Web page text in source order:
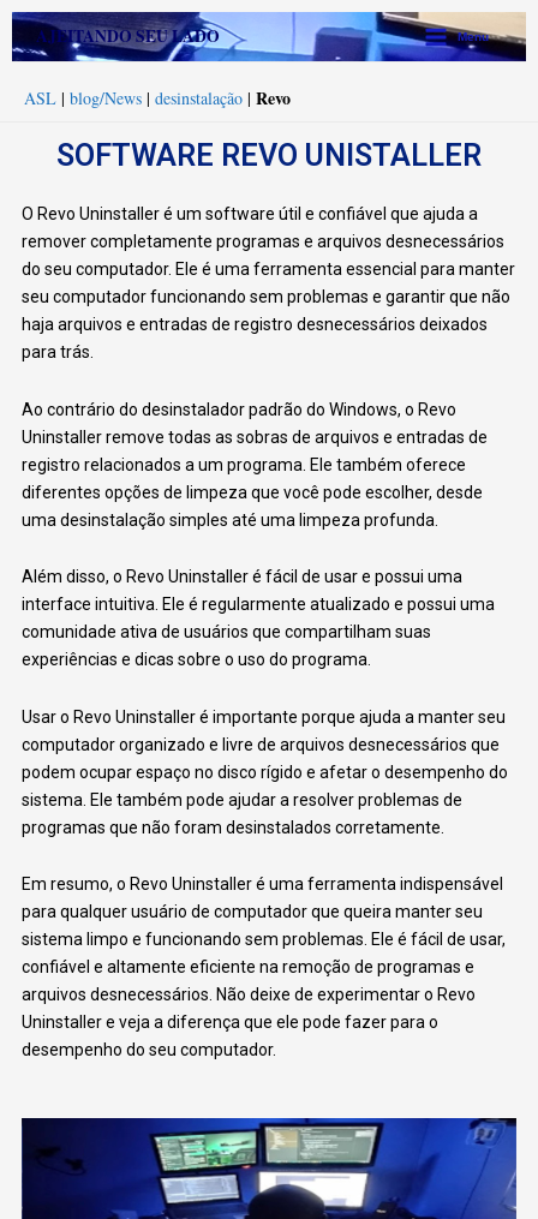
para
conteúdo
AJEITANDO SEU LADO
Main
Menu
ASL | blog/News | desinstalação | Revo
SOFTWARE REVO UNISTALLER
O Revo Uninstaller é um software útil e confiável que ajuda a
remover completamente programas e arquivos desnecessários
do seu computador. Ele é uma ferramenta essencial para manter
seu computador funcionando sem problemas e garantir que não
haja arquivos e entradas de registro desnecessários deixados
para trás.
Ao contrário do desinstalador padrão do Windows, o Revo
Uninstaller remove todas as sobras de arquivos e entradas de
registro relacionados a um programa. Ele também oferece
diferentes opções de limpeza que você pode escolher, desde
uma desinstalação simples até uma limpeza profunda.
Além disso, o Revo Uninstaller é fácil de usar e possui uma
interface intuitiva. Ele é regularmente atualizado e possui uma
comunidade ativa de usuários que compartilham suas
experiências e dicas sobre o uso do programa.
Usar o Revo Uninstaller é importante porque ajuda a manter seu
computador organizado e livre de arquivos desnecessários que
podem ocupar espaço no disco rígido e afetar o desempenho do
sistema. Ele também pode ajudar a resolver problemas de
programas que não foram desinstalados corretamente.
Em resumo, o Revo Uninstaller é uma ferramenta indispensável
para qualquer usuário de computador que queira manter seu
sistema limpo e funcionando sem problemas. Ele é fácil de usar,
confiável e altamente eficiente na remoção de programas e
arquivos desnecessários. Não deixe de experimentar o Revo
Uninstaller e veja a diferença que ele pode fazer para o
desempenho do seu computador.